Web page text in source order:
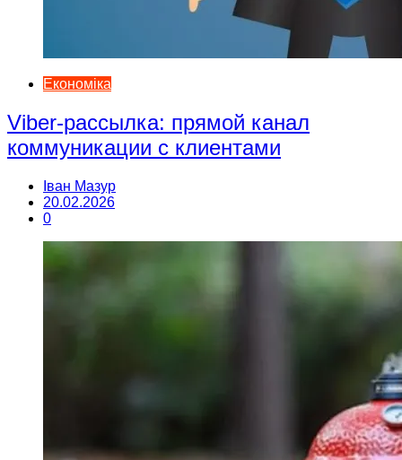
Економіка
Viber-рассылка: прямой канал
коммуникации с клиентами
Іван Мазур
20.02.2026
0